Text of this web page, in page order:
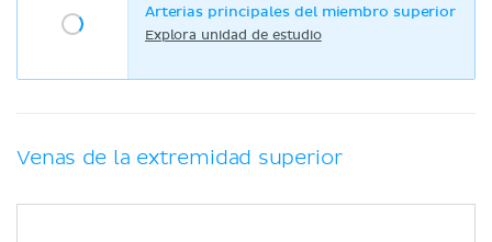
Arterias principales del miembro superior
Explora unidad de estudio
Venas de la extremidad superior